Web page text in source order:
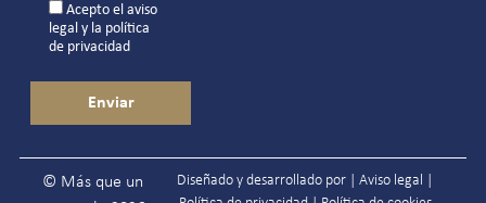
Acepto el aviso
legal y la política
de privacidad
© Más que un
Diseñado y desarrollado por |Aviso legal